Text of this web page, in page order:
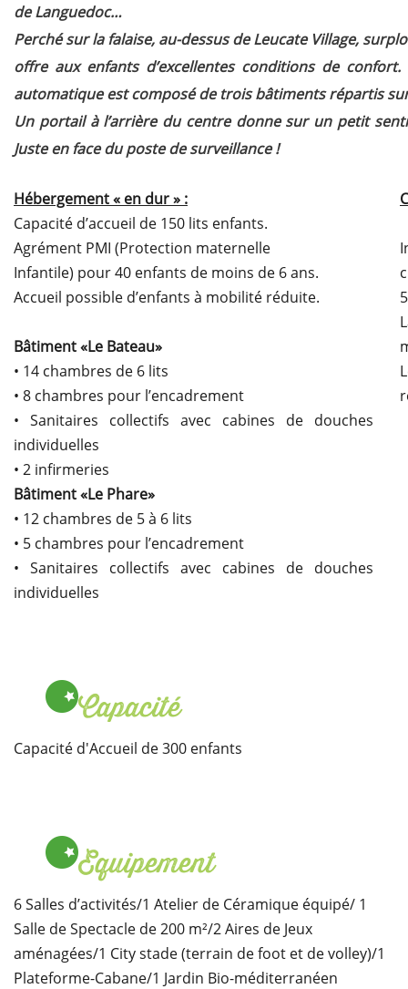
de Languedoc…
Perché sur la falaise, au-dessus de Leucate Village,
offre aux enfants d’excellentes conditions de
automatique est composé de trois bâtiments répartis
Un portail à l’arrière du centre donne sur un petit
Juste en face du poste de surveillance !
Hébergement « en dur » :
Capacité d’accueil de 150 lits enfants.
Agrément PMI (Protection maternelle
Infantile) pour 40 enfants de moins de 6 ans.
Accueil possible d’enfants à mobilité réduite.
Bâtiment «Le Bateau»
• 14 chambres de 6 lits
• 8 chambres pour l’encadrement
• Sanitaires collectifs avec cabines de douches
individuelles
• 2 infirmeries
Bâtiment «Le Phare»
• 12 chambres de 5 à 6 lits
• 5 chambres pour l’encadrement
• Sanitaires collectifs avec cabines de douches
individuelles
Capacité
Capacité d'Accueil de 300 enfants
Equipement
6 Salles d’activités/1 Atelier de Céramique équipé/ 1
Salle de Spectacle de 200 m²/2 Aires de Jeux
aménagées/1 City stade (terrain de foot et de volley)/1
Plateforme-Cabane/1 Jardin Bio-méditerranéen